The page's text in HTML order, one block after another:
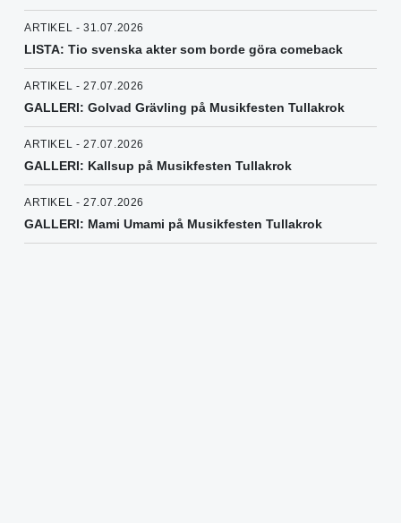
ARTIKEL - 31.07.2026
LISTA: Tio svenska akter som borde göra comeback
ARTIKEL - 27.07.2026
GALLERI: Golvad Grävling på Musikfesten Tullakrok
ARTIKEL - 27.07.2026
GALLERI: Kallsup på Musikfesten Tullakrok
ARTIKEL - 27.07.2026
GALLERI: Mami Umami på Musikfesten Tullakrok